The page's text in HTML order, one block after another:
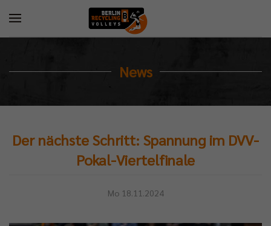
News
Der nächste Schritt: Spannung im DVV-
Pokal-Viertelfinale
Mo 18.11.2024